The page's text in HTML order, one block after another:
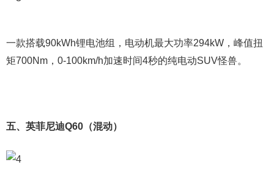
一款搭载90kWh锂电池组，电动机最大功率294kW，峰值扭
矩700Nm，0-100km/h加速时间4秒的纯电动SUV怪兽。
五、英菲尼迪Q60（混动）